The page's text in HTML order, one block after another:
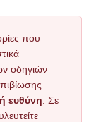
που
οδηγιών
ευθύνη . Σε